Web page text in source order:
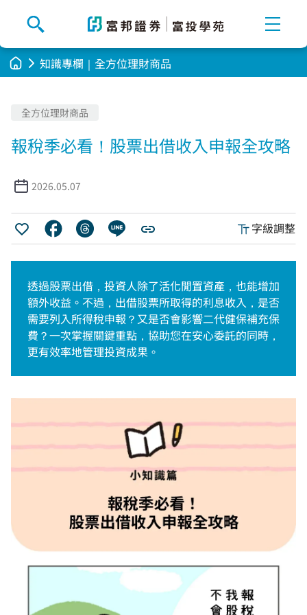
知識專欄
FUFU魔法山谷
好書輕鬆讀
程式交易教學
產業趨勢
名家開講
基礎理財知識
簡單做交易
全方位理財商品
投資擂台
活動專區
投資大富翁
熱門投票
禮遇集萃
知識專欄｜全方位理財商品
全方位理財商品
報稅季必看！股票出借收入申報全攻略
2026.05.07
字級調整
透過股票出借，投資人除了活化閒置資產，也能增加
額外收益。不過，出借股票所取得的利息收入，是否
需要列入所得稅申報？又是否會影響二代健保補充保
費？一次掌握關鍵重點，協助您在安心委託的同時，
更有效率地管理投資成果。